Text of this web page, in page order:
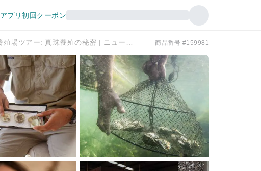
アプリ初回クーポン
商品番号 #159981